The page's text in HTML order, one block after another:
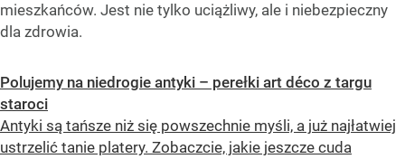
mieszkańców. Jest nie tylko uciążliwy, ale i niebezpieczny
dla zdrowia.
Polujemy na niedrogie antyki – perełki art déco z targu
staroci
Antyki są tańsze niż się powszechnie myśli, a już najłatwiej
ustrzelić tanie platery. Zobaczcie, jakie jeszcze cuda